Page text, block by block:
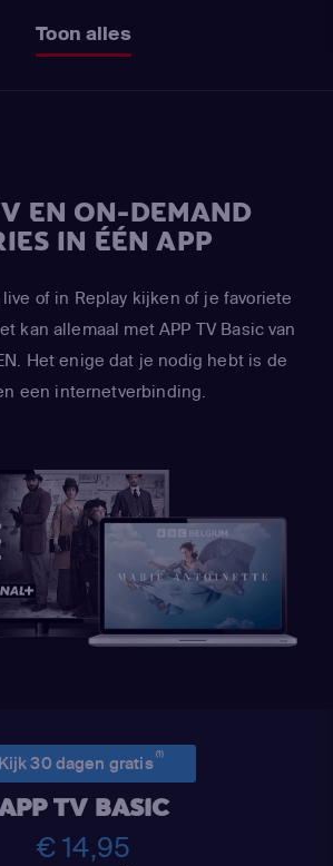
Toon alles
EN ON-DEMAND
IN ÉÉN APP
live of in Replay kijken of je favoriete
kan allemaal met APP TV Basic van
Het enige dat je nodig hebt is de
een internetverbinding.
Kijk 30 dagen gratis(1)
TV BASIC
€ 14,95